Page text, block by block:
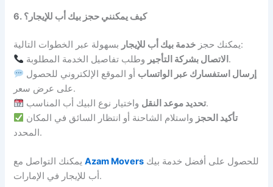
6. كيف يمكنني حجز بيك أب للإيجار؟
يمكنك حجز خدمة بيك أب للإيجار
بسهولة عبر الخطوات التالية:
الاتصال بشركة التأجير وطلب تفاصيل الخدمة المطلوبة.
إرسال استفسارك عبر الواتساب أو الموقع الإلكتروني للحصول
على عرض سعر.
تحديد موعد النقلواختيار نوع البيك أب المناسب.
تأكيد الحجز واستلام الشاحنة أو انتظار السائق في المكان
المحدد.
يمكنك التواصل معAzam Movers
أب للإيجار في الإمارات.